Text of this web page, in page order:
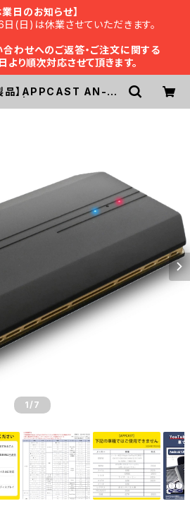
業日のお知らせ】
(日)は休業させていただきます。
わせへのご返答・ご注文に関する
り順次対応させて頂きます。
品】APPCAST AN-S1
1 /7